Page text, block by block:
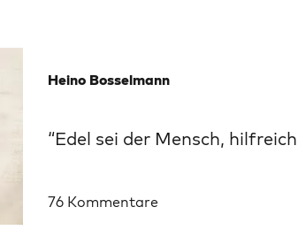
Heino Bosselmann
“Edel sei der Mensch,
76 Kommentare